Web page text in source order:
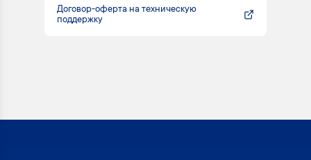
Договор-оферта на техническую
поддержку